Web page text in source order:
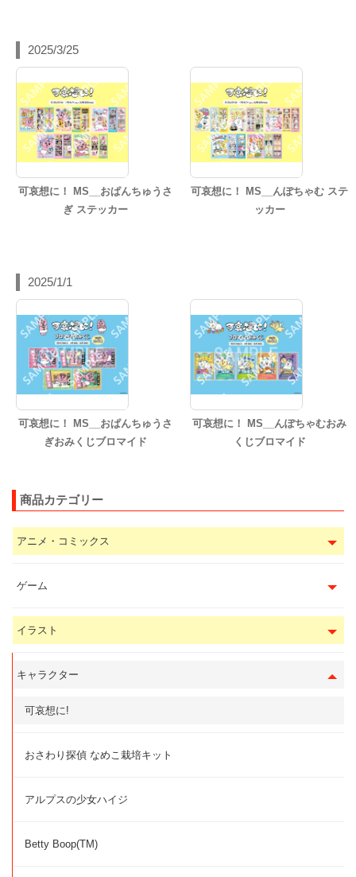
2025/3/25
可哀想に！ MS__おぱんちゅうさ
ぎ ステッカー
可哀想に！ MS__んぽちゃむ ステ
ッカー
2025/1/1
可哀想に！ MS__おぱんちゅうさ
ぎおみくじブロマイド
可哀想に！ MS__んぽちゃむおみ
くじブロマイド
商品カテゴリー
アニメ・コミックス
ゲーム
イラスト
キャラクター
可哀想に!
おさわり探偵 なめこ栽培キット
アルプスの少女ハイジ
Betty Boop(TM)